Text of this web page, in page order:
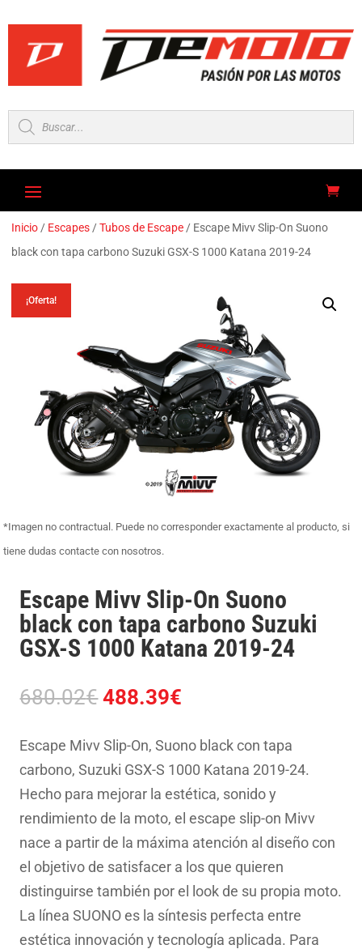
Búsqueda
de
productos
Inicio / Escapes /Tubos de Escape / Escape Mivv Slip-On Suono
black con tapa carbono Suzuki GSX-S 1000 Katana 2019-24
¡Oferta!
*Imagen no contractual. Puede no corresponder exactamente al producto, si
tiene dudas contacte con nosotros.
Escape Mivv Slip-On Suono
black con tapa carbono Suzuki
GSX-S 1000 Katana 2019-24
680.02€El
original
era:
680.02€.
488.39€
actual
es:
488.39€.
Escape Mivv Slip-On, Suono black con tapa
carbono, Suzuki GSX-S 1000 Katana 2019-24.
Hecho para mejorar la estética, sonido y
rendimiento de la moto, el escape slip-on Mivv
nace a partir de la máxima atención al diseño con
el objetivo de satisfacer a los que quieren
distinguirse también por el look de su propia moto.
La línea SUONO es la síntesis perfecta entre
estética innovación y tecnología aplicada. Para